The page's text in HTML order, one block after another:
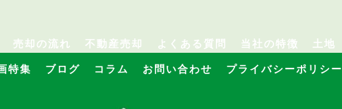
売却の流れ 不動産売却 よくある質問 当社の特徴 土地
特集 ブログ コラム お問い合わせ プライバシーポリシー